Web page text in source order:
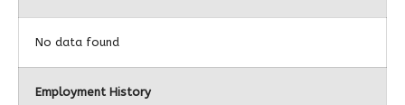
No data found
Employment History